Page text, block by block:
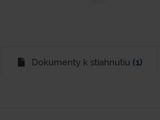
Dokumenty k stiahnutiu (1)